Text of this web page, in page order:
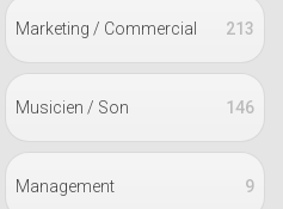
213
Marketing / Commercial
146
Musicien / Son
9
Management